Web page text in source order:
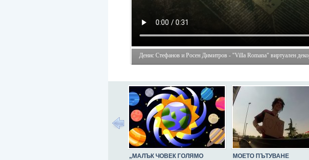
Денис Стефанов и Росен Димитров - "Villa Romana" виртуален
„МАЛЪК ЧОВЕК ГОЛЯМО МОЕТО ПЪТУВАНЕ